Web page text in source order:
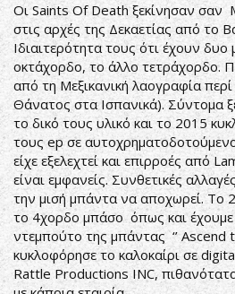
Οι Saints Of Death ξεκίνησαν
στις αρχές της Δεκαετίας από το
Ιδιαιτερότητα τους ότι έχουν
οκτάχορδο, το άλλο τετράχορδο.
από τη Μεξικανική λαογραφία
Θάνατος στα Ισπανικά). Σύντομα
το δικό τους υλικό και τo 2015
τους ep σε
είχε εξελεχτεί και επιρροές από
είναι εμφανείς. Συνθετικές
την μισή μπάντα να αποχωρεί. Το
το 4χορδο μπάσο όπως και έχουμε
ντεμπούτο της μπάντας ‘’ Ascend
κυκλοφόρησε το καλοκαίρι σε
Rattle Productions INC,